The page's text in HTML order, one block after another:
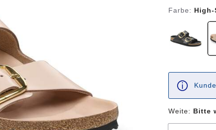
Farbe: High-
Weite: Bitte